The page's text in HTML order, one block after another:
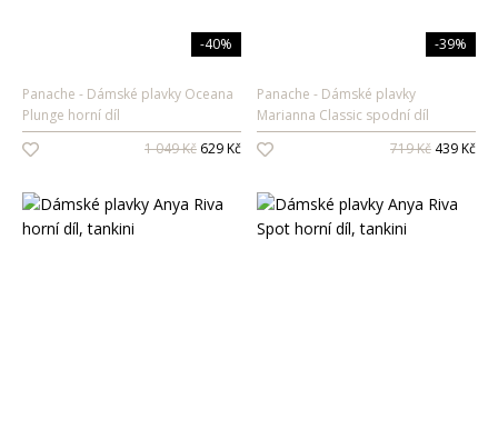
-40%
Panache
Dámské plavky Oceana
Plunge horní díl
1 049 Kč 629 Kč
-39%
Panache
Dámské plavky
Marianna Classic spodní díl
719 Kč 439 Kč